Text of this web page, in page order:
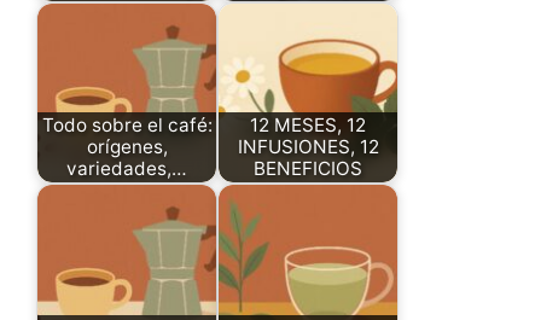
Todo sobre el café:
orígenes,
variedades,…
12 MESES, 12
INFUSIONES, 12
BENEFICIOS